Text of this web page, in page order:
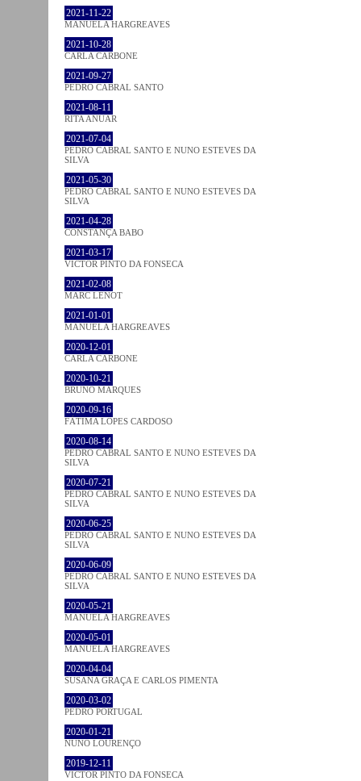
2021-11-22
MANUELA HARGREAVES
2021-10-28
CARLA CARBONE
2021-09-27
PEDRO CABRAL SANTO
2021-08-11
RITA ANUAR
2021-07-04
PEDRO CABRAL SANTO E NUNO ESTEVES DA
SILVA
2021-05-30
PEDRO CABRAL SANTO E NUNO ESTEVES DA
SILVA
2021-04-28
CONSTANÇA BABO
2021-03-17
VICTOR PINTO DA FONSECA
2021-02-08
MARC LENOT
2021-01-01
MANUELA HARGREAVES
2020-12-01
CARLA CARBONE
2020-10-21
BRUNO MARQUES
2020-09-16
FÁTIMA LOPES CARDOSO
2020-08-14
PEDRO CABRAL SANTO E NUNO ESTEVES DA
SILVA
2020-07-21
PEDRO CABRAL SANTO E NUNO ESTEVES DA
SILVA
2020-06-25
PEDRO CABRAL SANTO E NUNO ESTEVES DA
SILVA
2020-06-09
PEDRO CABRAL SANTO E NUNO ESTEVES DA
SILVA
2020-05-21
MANUELA HARGREAVES
2020-05-01
MANUELA HARGREAVES
2020-04-04
SUSANA GRAÇA E CARLOS PIMENTA
2020-03-02
PEDRO PORTUGAL
2020-01-21
NUNO LOURENÇO
2019-12-11
VICTOR PINTO DA FONSECA